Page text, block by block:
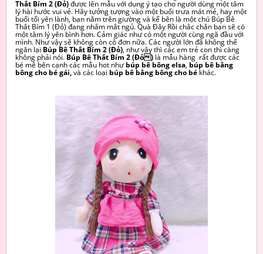
Thắt Bím 2 (Đỏ)được lên mẫu với dụng ý tạo cho người dùng một tâm
lý hài hước vui vẻ. Hãy tưởng tượng vào một buổi trưa mát mẻ, hay một
buổi tối yên lành, bạn nằm trên giường và kế bên là một chú Búp Bê
Thắt Bím 1 (Đỏ) đang nhắm mắt ngủ. Quà Đây Rồi chắc chắn bạn sẽ có
một tâm lý yên bình hơn. Cảm giác như có một người cùng ngã đầu với
mình. Như vậy sẽ không còn cô đơn nữa. Các người lớn đã không thể
ngăn lại Búp Bê Thắt Bím 2 (Đỏ), như vậy thì các em trẻ con thì càng
không phải nói. Búp Bê Thắt Bím 2 (Đỏ) là mẫu hàng rất được các
bé mê bên cạnh các mẫu hot nhưbúp bê bông elsa, búp bê bằng
bông cho bé gái,và các loại búp bê bằng bông cho békhác.